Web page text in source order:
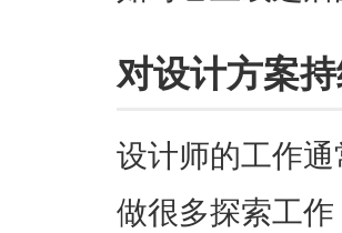
对设计方案
设计师的工作
做很多探索工